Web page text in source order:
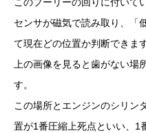
センサが磁気で読み取り、「
て現在どの位置か判断できます
上の画像を見ると歯がない
す。
この場所とエンジンのシリン
置が1番圧縮上死点といい、1